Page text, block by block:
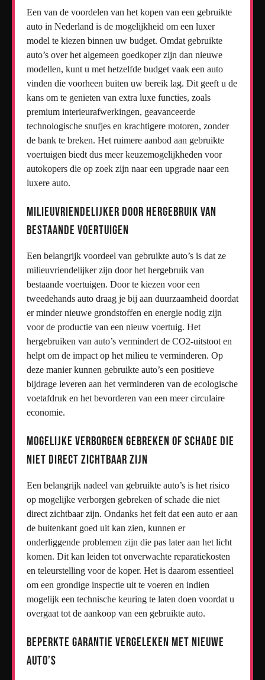
Een van de voordelen van het kopen van een gebruikte
auto in Nederland is de mogelijkheid om een luxer
model te kiezen binnen uw budget. Omdat gebruikte
auto’s over het algemeen goedkoper zijn dan nieuwe
modellen, kunt u met hetzelfde budget vaak een auto
vinden die voorheen buiten uw bereik lag. Dit geeft u de
kans om te genieten van extra luxe functies, zoals
premium interieurafwerkingen, geavanceerde
technologische snufjes en krachtigere motoren, zonder
de bank te breken. Het ruimere aanbod aan gebruikte
voertuigen biedt dus meer keuzemogelijkheden voor
autokopers die op zoek zijn naar een upgrade naar een
luxere auto.
Milieuvriendelijker door hergebruik van
bestaande voertuigen
Een belangrijk voordeel van gebruikte auto’s is dat ze
milieuvriendelijker zijn door het hergebruik van
bestaande voertuigen. Door te kiezen voor een
tweedehands auto draag je bij aan duurzaamheid doordat
er minder nieuwe grondstoffen en energie nodig zijn
voor de productie van een nieuw voertuig. Het
hergebruiken van auto’s vermindert de CO2-uitstoot en
helpt om de impact op het milieu te verminderen. Op
deze manier kunnen gebruikte auto’s een positieve
bijdrage leveren aan het verminderen van de ecologische
voetafdruk en het bevorderen van een meer circulaire
economie.
Mogelijke verborgen gebreken of schade die
niet direct zichtbaar zijn
Een belangrijk nadeel van gebruikte auto’s is het risico
op mogelijke verborgen gebreken of schade die niet
direct zichtbaar zijn. Ondanks het feit dat een auto er aan
de buitenkant goed uit kan zien, kunnen er
onderliggende problemen zijn die pas later aan het licht
komen. Dit kan leiden tot onverwachte reparatiekosten
en teleurstelling voor de koper. Het is daarom essentieel
om een grondige inspectie uit te voeren en indien
mogelijk een technische keuring te laten doen voordat u
overgaat tot de aankoop van een gebruikte auto.
Beperkte garantie vergeleken met nieuwe
auto’s